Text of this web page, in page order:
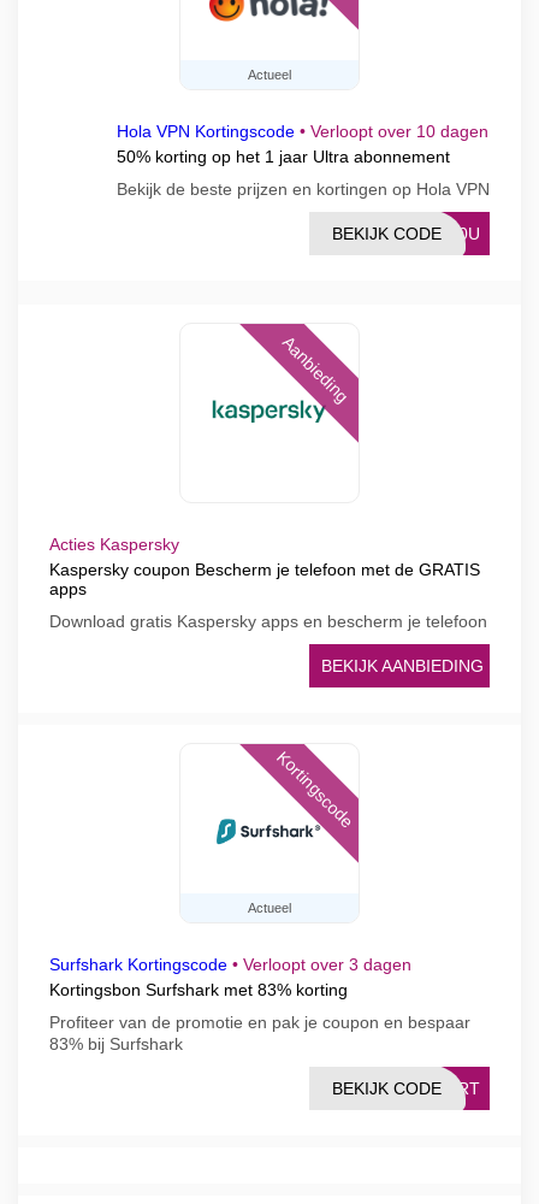
Actueel
Hola VPN Kortingscode • Verloopt over 10 dagen
50% korting op het 1 jaar Ultra abonnement
Bekijk de beste prijzen en kortingen op Hola VPN
-50U
BEKIJK CODE
Aanbieding
Acties Kaspersky
Kaspersky coupon Bescherm je telefoon met de GRATIS
apps
Download gratis Kaspersky apps en bescherm je telefoon
BEKIJK AANBIEDING
Actueel
Kortingscode
Surfshark Kortingscode • Verloopt over 3 dagen
Kortingsbon Surfshark met 83% korting
Profiteer van de promotie en pak je coupon en bespaar
83% bij Surfshark
TART
BEKIJK CODE